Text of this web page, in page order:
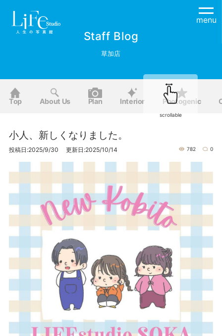
menu
Staff Blog
草加店
Top About Us Plan Interior Photogenic
scrollable
小人、新しくなりました。
投稿日:2025/9/30 更新日:2025/10/14 782 0